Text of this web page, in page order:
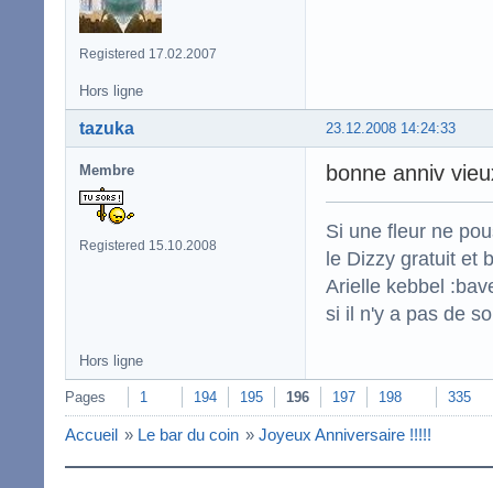
Registered 17.02.2007
Hors ligne
23.12.2008 14:24:33
tazuka
Membre
Registered 15.10.2008
bonne anniv
Si une fleur ne
le Dizzy gratuit et
Arielle kebbel
si il n'y a pas de
Hors ligne
Pages 1 194 195 196 197 198 335
Accueil » Le bar du coin » Joyeux Anniversaire !!!!!